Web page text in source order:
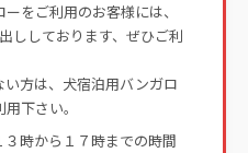
をご利用のお客様には、
ししております、ぜひご利
方は、犬宿泊用バンガロ
下さい。
時から１７時までの時間